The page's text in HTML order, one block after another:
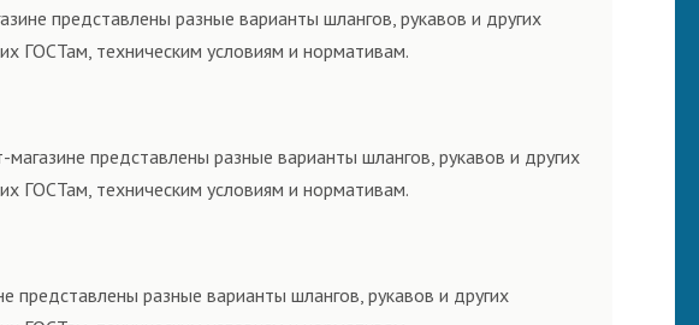
представлены разные варианты шлангов, рукавов и других
ГОСТам, техническим условиям и нормативам.
представлены разные варианты шлангов, рукавов и других
ГОСТам, техническим условиям и нормативам.
представлены разные варианты шлангов, рукавов и других